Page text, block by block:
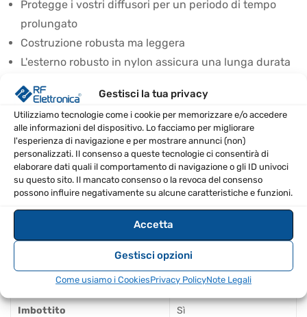
Gestisci la tua privacy
Utilizziamo tecnologie come i cookie per memorizzare e/o accedere
alle informazioni del dispositivo. Lo facciamo per migliorare
l'esperienza di navigazione e per mostrare annunci (non)
personalizzati. Il consenso a queste tecnologie ci consentirà di
elaborare dati quali il comportamento di navigazione o gli ID univoci
su questo sito. Il mancato consenso o la revoca del consenso
possono influire negativamente su alcune caratteristiche e funzioni.
Accetta
Gestisci opzioni
Come usiamo i CookiesPrivacy PolicyNote Legali
Protegge i vostri diffusori per un periodo di tempo
prolungato
Costruzione robusta ma leggera
L'esterno robusto in nylon assicura una lunga durata
Aperture rinforzate per le maniglie dei diffusori
Design elegante con logo EV stampato sul fronte
SPECIFICHE TECNICHE
Tipo Copri diffusori
Resistente all'acqua Sì
Imbottito Sì